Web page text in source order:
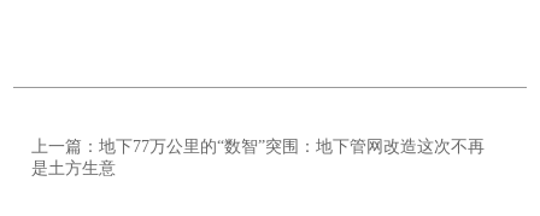
上一篇：地下77万公里的“数智”突围：地下管网改造这次不再
是土方生意